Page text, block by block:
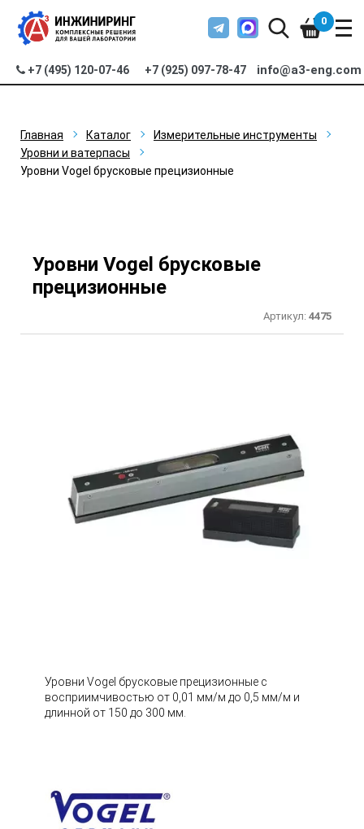
+7 (495) 120-07-46 +7 (925) 097-78-47 info@a3-eng.com
0
Главная Каталог
Измерительные инструменты
Уровни и ватерпасы
Уровни Vogel брусковые прецизионные
Уровни Vogel брусковые
прецизионные
Артикул: 4475
Уровни Vogel брусковые прецизионные с
восприимчивостью от 0,01 мм/м до 0,5 мм/м и
длинной от 150 до 300 мм.